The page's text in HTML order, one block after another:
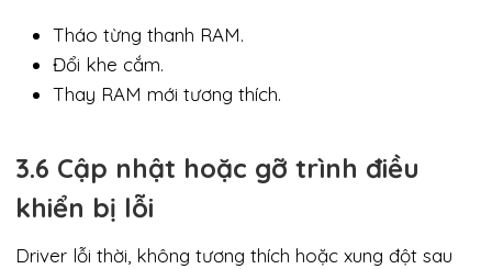
Tháo từng thanh RAM.
Đổi khe cắm.
Thay RAM mới tương thích.
3.6 Cập nhật hoặc gỡ trình điều
khiển bị lỗi
Driver lỗi thời, không tương thích hoặc xung đột sau